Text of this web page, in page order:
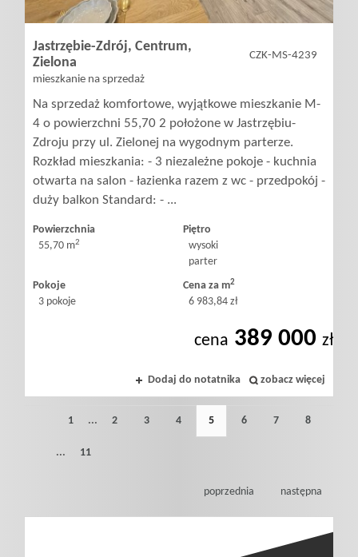
Jastrzębie-Zdrój, Centrum,
Zielona
mieszkanie na sprzedaż
CZK-MS-4239
Na sprzedaż komfortowe, wyjątkowe mieszkanie M-
4 o powierzchni 55,70 2 położone w Jastrzębiu-
Zdroju przy ul. Zielonej na wygodnym parterze.
Rozkład mieszkania: - 3 niezależne pokoje - kuchnia
otwarta na salon - łazienka razem z wc - przedpokój -
duży balkon Standard: - ...
Powierzchnia
55,70 m2
Piętro
wysoki
parter
Pokoje
3 pokoje
Cena za m2
6 983,84 zł
cena 389 000 zł
Dodaj do notatnika zobacz więcej
1 ... 2 3 4 5 6 7 8
... 11
poprzednia następna